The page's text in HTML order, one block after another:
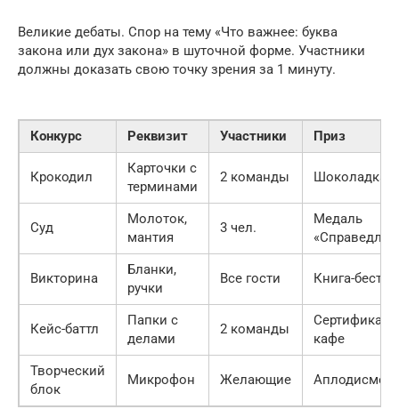
Великие дебаты. Спор на тему «Что важнее: буква
закона или дух закона» в шуточной форме. Участники
должны доказать свою точку зрения за 1 минуту.
Конкурс Реквизит Участники Приз
Крокодил
Карточки с
терминами
2 команды Шоколадка
Суд
Молоток,
мантия
3 чел.
Медаль
Викторина
Бланки,
ручки
Все гости Книга-
Кейс-баттл
Папки с
делами
2 команды
Сертификат в
кафе
Творческий
блок
Микрофон Желающие